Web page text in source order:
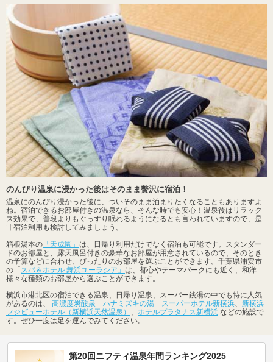
のんびり温泉に浸かった後はそのまま贅沢に宿泊！
温泉にのんびり浸かった後に、ついそのまま泊まりたくなることもありますよ
ね。宿泊できるお部屋付きの温泉なら、そんな時でも安心！温泉後はリラック
ス効果で、普段よりもぐっすり眠れるようになるとも言われていますので、是
非宿泊利用も検討してみましょう。
箱根湯本の 「天成園」 は、日帰り利用だけでなく宿泊も可能です。スタンダー
ドのお部屋と、露天風呂付きの豪華なお部屋が用意されているので、そのとき
の予算などに合わせ、ぴったりのお部屋を選ぶことができます。千葉県浦安市
の「 スパ＆ホテル 舞浜ユーラシア」 は、都心やテーマパークにも近く、和洋
様々な種類のお部屋から選ぶことができます。
横浜市港北区の宿泊できる温泉、日帰り温泉、スーパー銭湯の中でも特に人気
があるのは、 高濃度炭酸泉 ハナミズキの湯 スーパーホテル新横浜
新横浜
フジビューホテル（新横浜天然温泉）
ホテルプラタナス新横浜 などの施設で
す。ぜひ一度は足を運んでみてください。
第20回ニフティ温泉年間ランキング2025